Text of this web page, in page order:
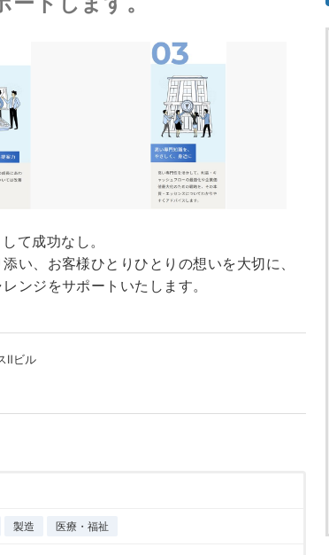
て成功なし。
い、お客様ひとりひとりの想いを大切に、
ンジをサポートいたします。
Ⅱビル
製造 医療・福祉